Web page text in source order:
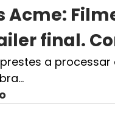
Acme:
final.
a processar